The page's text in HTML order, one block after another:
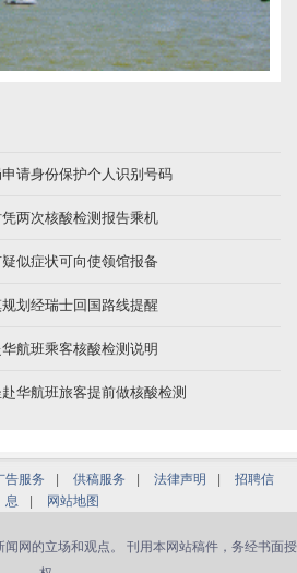
请身份保护个人识别号码
两次核酸检测报告乘机
似症状可向使领馆报备
划经瑞士回国路线提醒
航班乘客核酸检测说明
华航班旅客提前做核酸检测
告服务 | 供稿服务 | 法律声明 |
招聘信
息
| 网站地图
网的立场和观点。 刊用本网站稿件，务经书面授